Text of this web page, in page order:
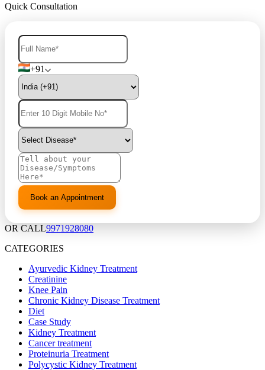
Quick Consultation
+91
OR CALL9971928080
CATEGORIES
Ayurvedic Kidney Treatment
Creatinine
Knee Pain
Chronic Kidney Disease Treatment
Diet
Case Study
Kidney Treatment
Cancer treatment
Proteinuria Treatment
Polycystic Kidney Treatment